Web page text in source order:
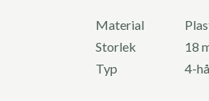
Material
Storlek
18
Typ
4-